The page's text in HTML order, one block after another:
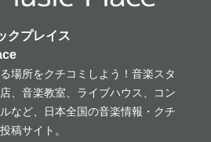
クプレイス
場所をクチコミしよう！音楽スタ
、音楽教室、ライブハウス、コン
など、日本全国の音楽情報・クチ
稿サイト。